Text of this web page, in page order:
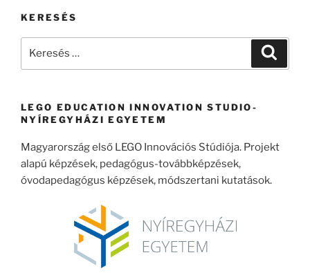
KERESÉS
LEGO EDUCATION INNOVATION STUDIO-
NYÍREGYHÁZI EGYETEM
Magyarország első LEGO Innovációs Stúdiója. Projekt
alapú képzések, pedagógus-továbbképzések,
óvodapedagógus képzések, módszertani kutatások.